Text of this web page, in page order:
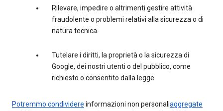
Rilevare, impedire o altrimenti gestire attività
fraudolente o problemi relativi alla sicurezza o di
natura tecnica.
Tutelare i diritti, la proprietà o la sicurezza di
Google, dei nostri utenti o del pubblico, come
richiesto o consentito dalla legge.
Potremmo condividere informazioni non personaliaggregate